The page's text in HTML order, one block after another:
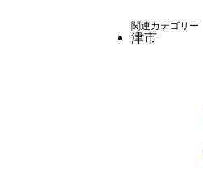
関連カテゴリー
津市